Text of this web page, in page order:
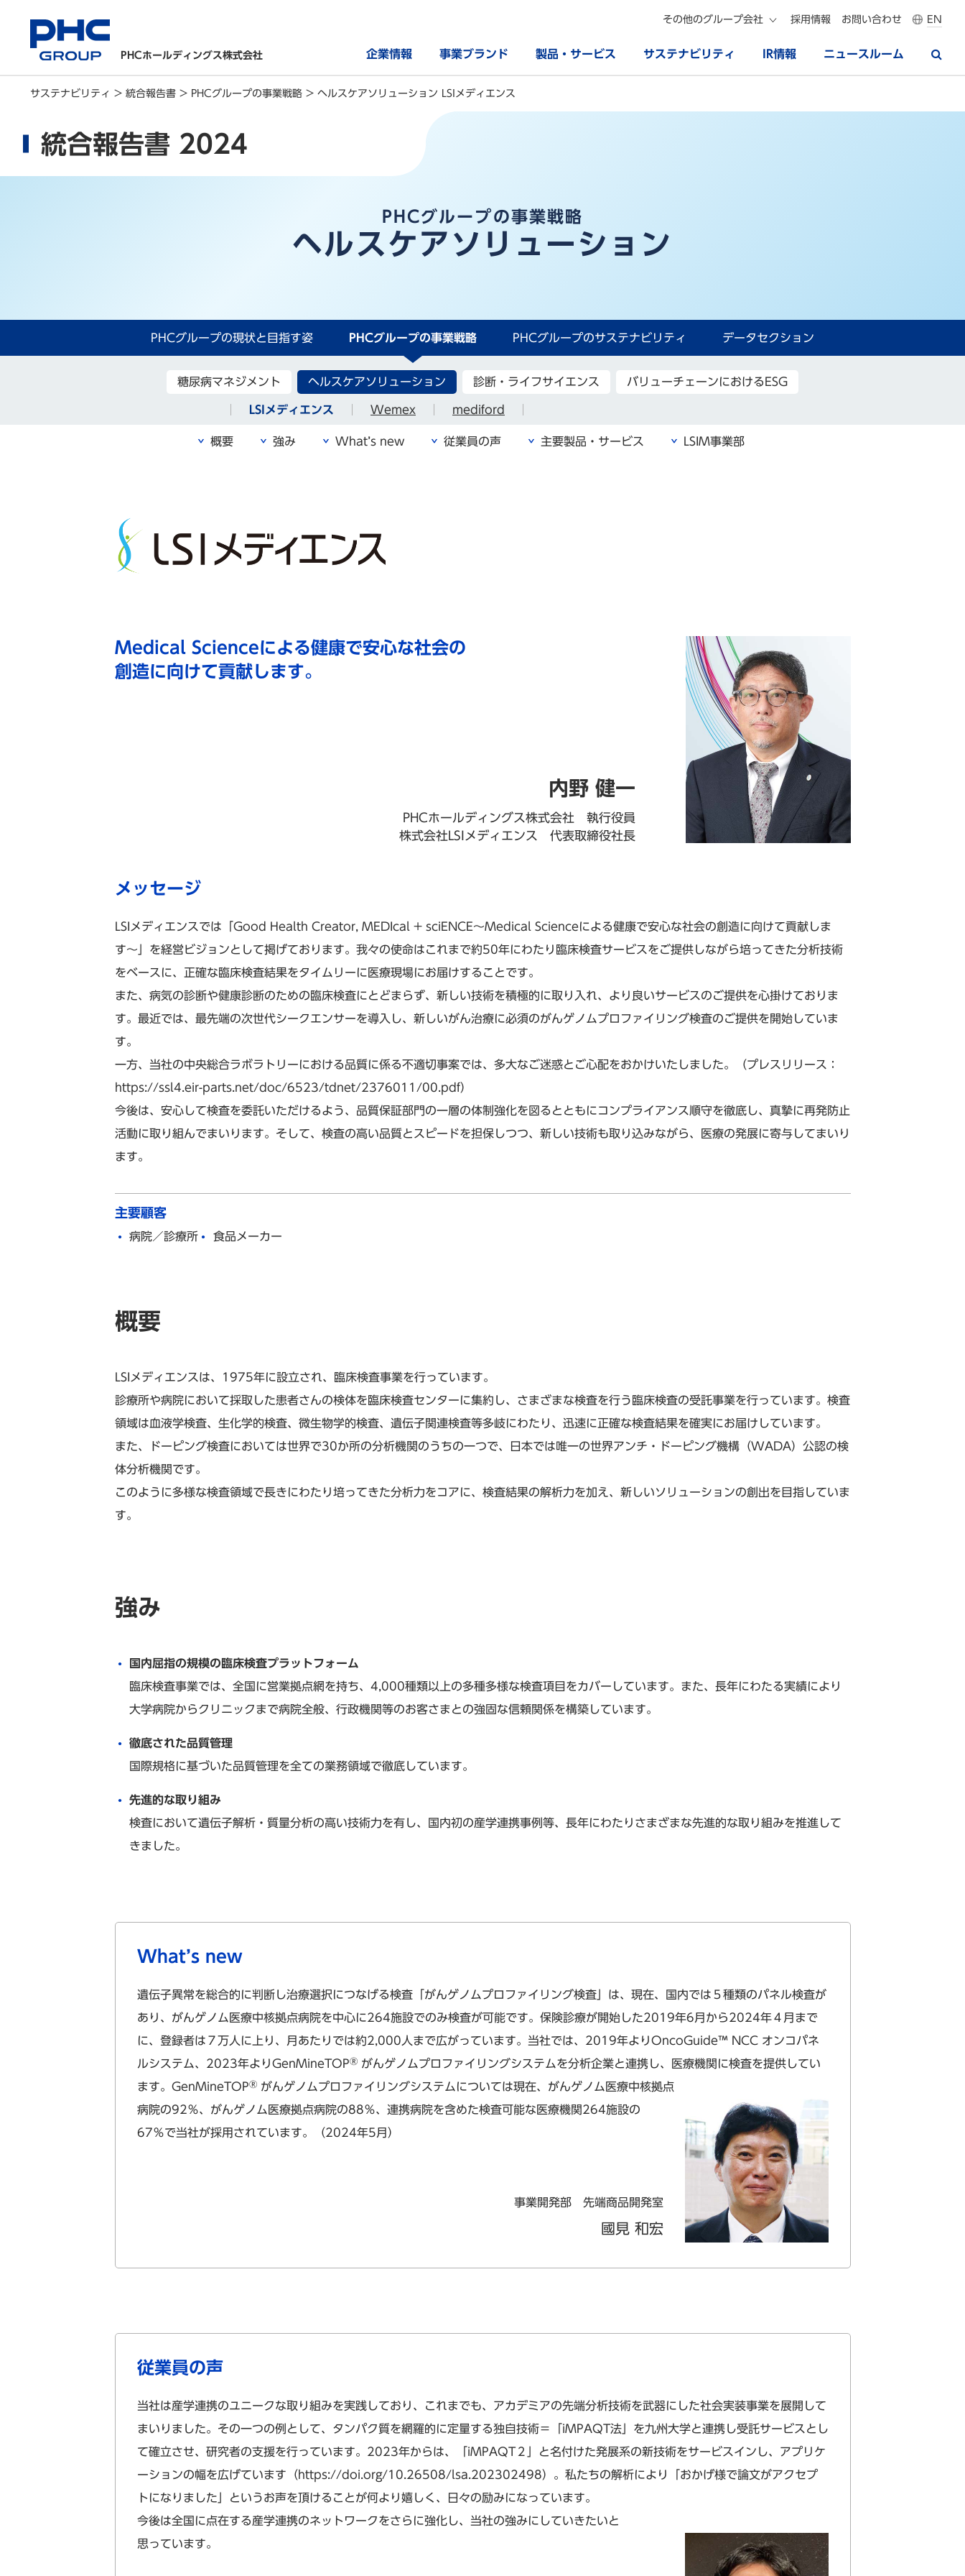
PHCホールディングス株式会社 企業情報 事業ブランド 製品・サービス サステナビリティ IR情報 ニュースルーム
その他のグループ会社 採用情報 お問い合わせ EN
サステナビリティ > 統合報告書 > PHCグループの事業戦略 > ヘルスケアソリューション LSIメディエンス
統合報告書 2024
PHCグループの事業戦略
ヘルスケアソリューション
PHCグループの現状と目指す姿 PHCグループの事業戦略 PHCグループのサステナビリティ データセクション
糖尿病マネジメント ヘルスケアソリューション
LSIメディエンス Wemex mediford
診断・ライフサイエンス バリューチェーンにおけるESG
概要 強み What’s new 従業員の声 主要製品・サービス LSIM事業部
Medical Scienceによる健康で安心な社会の
創造に向けて貢献します。
内野 健一
PHCホールディングス株式会社 執行役員
株式会社LSIメディエンス 代表取締役社長
メッセージ
LSIメディエンスでは「Good Health Creator, MEDIcal + sciENCE〜Medical Scienceによる健康で安心な社会の創造に向けて貢献しま
す〜」を経営ビジョンとして掲げております。我々の使命はこれまで約50年にわたり臨床検査サービスをご提供しながら培ってきた分析技術
をベースに、正確な臨床検査結果をタイムリーに医療現場にお届けすることです。
また、病気の診断や健康診断のための臨床検査にとどまらず、新しい技術を積極的に取り入れ、より良いサービスのご提供を心掛けておりま
す。最近では、最先端の次世代シークエンサーを導入し、新しいがん治療に必須のがんゲノムプロファイリング検査のご提供を開始していま
す。
一方、当社の中央総合ラボラトリーにおける品質に係る不適切事案では、多大なご迷惑とご心配をおかけいたしました。（プレスリリース：
https://ssl4.eir-parts.net/doc/6523/tdnet/2376011/00.pdf）
今後は、安心して検査を委託いただけるよう、品質保証部門の一層の体制強化を図るとともにコンプライアンス順守を徹底し、真摯に再発防止
活動に取り組んでまいります。そして、検査の高い品質とスピードを担保しつつ、新しい技術も取り込みながら、医療の発展に寄与してまいり
ます。
主要顧客
病院／診療所 食品メーカー
概要
LSIメディエンスは、1975年に設立され、臨床検査事業を行っています。
診療所や病院において採取した患者さんの検体を臨床検査センターに集約し、さまざまな検査を行う臨床検査の受託事業を行っています。検査
領域は血液学検査、生化学的検査、微生物学的検査、遺伝子関連検査等多岐にわたり、迅速に正確な検査結果を確実にお届けしています。
また、ドーピング検査においては世界で30か所の分析機関のうちの一つで、日本では唯一の世界アンチ・ドーピング機構（WADA）公認の検
体分析機関です。
このように多様な検査領域で長きにわたり培ってきた分析力をコアに、検査結果の解析力を加え、新しいソリューションの創出を目指していま
す。
強み
国内屈指の規模の臨床検査プラットフォーム
臨床検査事業では、全国に営業拠点網を持ち、4,000種類以上の多種多様な検査項目をカバーしています。また、長年にわたる実績により
大学病院からクリニックまで病院全般、行政機関等のお客さまとの強固な信頼関係を構築しています。
徹底された品質管理
国際規格に基づいた品質管理を全ての業務領域で徹底しています。
先進的な取り組み
検査において遺伝子解析・質量分析の高い技術力を有し、国内初の産学連携事例等、長年にわたりさまざまな先進的な取り組みを推進して
きました。
What’s new
遺伝子異常を総合的に判断し治療選択につなげる検査「がんゲノムプロファイリング検査」は、現在、国内では５種類のパネル検査が
あり、がんゲノム医療中核拠点病院を中心に264施設でのみ検査が可能です。保険診療が開始した2019年6月から2024年４月まで
に、登録者は７万人に上り、月あたりでは約2,000人まで広がっています。当社では、2019年よりOncoGuide™ NCC オンコパネ
ルシステム、2023年よりGenMineTOP®がんゲノムプロファイリングシステムを分析企業と連携し、医療機関に検査を提供してい
ます。GenMineTOP®がんゲノムプロファイリングシステムについては現在、がんゲノム医療中核拠点
病院の92％、がんゲノム医療拠点病院の88％、連携病院を含めた検査可能な医療機関264施設の
67％で当社が採用されています。（2024年5月）
事業開発部 先端商品開発室
國見 和宏
従業員の声
当社は産学連携のユニークな取り組みを実践しており、これまでも、アカデミアの先端分析技術を武器にした社会実装事業を展開して
まいりました。その一つの例として、タンパク質を網羅的に定量する独自技術＝「iMPAQT法」を九州大学と連携し受託サービスとし
て確立させ、研究者の支援を行っています。2023年からは、「iMPAQT２」と名付けた発展系の新技術をサービスインし、アプリケ
ーションの幅を広げています（https://doi.org/10.26508/lsa.202302498）。私たちの解析により「おかげ様で論文がアクセプ
トになりました」というお声を頂けることが何より嬉しく、日々の励みになっています。
今後は全国に点在する産学連携のネットワークをさらに強化し、当社の強みにしていきたいと
思っています。